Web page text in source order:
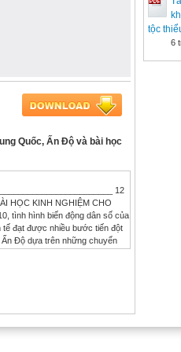
Quốc, Ấn Độ và bài học
tộc
6